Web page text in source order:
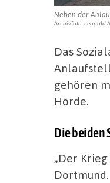
Neben der
Archivfoto: Leopold
Das
gehören
Hörde.
Die beiden
„Der